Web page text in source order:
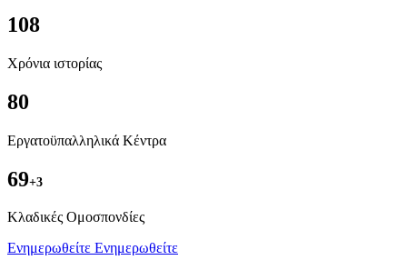
108
Χρόνια ιστορίας
80
Εργατοϋπαλληλικά Κέντρα
69+3
Kλαδικές Ομοσπονδίες
Ενημερωθείτε Ενημερωθείτε